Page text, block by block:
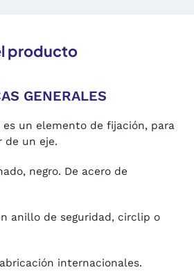
producto
GENERALES
un elemento de fijación, para
de un eje.
negro. De acero de
anillo de seguridad, circlip o
internacionales.